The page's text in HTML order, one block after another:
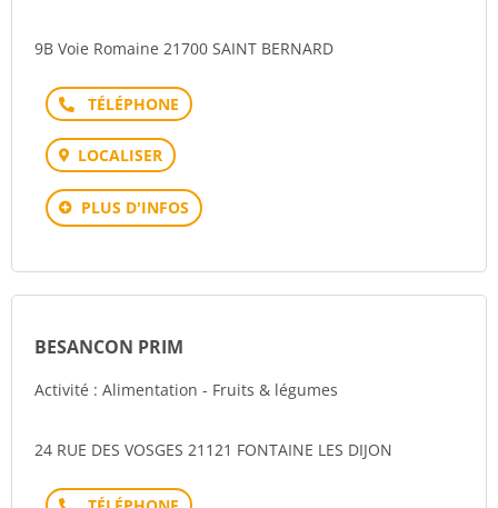
9B Voie Romaine 21700 SAINT BERNARD
Téléphone
LOCALISER
PLUS D'INFOS
BESANCON PRIM
Activité : Alimentation - Fruits & légumes
24 RUE DES VOSGES 21121 FONTAINE LES DIJON